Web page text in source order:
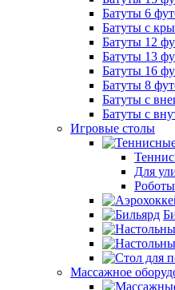
Батуты 6
Батуты с
Батуты 12
Батуты 13
Батуты 16
Батуты 8
Батуты с
Батуты с
Игровые столы
Для
Роботы
Массажное